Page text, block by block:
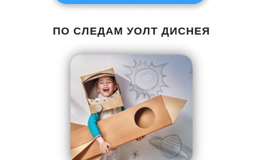
ПО СЛЕДАМ УОЛТ ДИСНЕЯ